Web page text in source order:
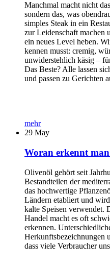
Manchmal macht nicht
sondern das, was
simples Steak in ein
zur Leidenschaft machen
ein neues Level heben.
kennen musst: cremig,
unwiderstehlich käsig –
Das Beste? Alle lassen
und passen zu Gerichten
mehr
29 May
Woran erkennt
Olivenöl gehört seit
Bestandteilen der
das hochwertige
Ländern etabliert und
kalte Speisen verwendet.
Handel macht es oft
erkennen.
Herkunftsbezeichnungen
dass viele Verbraucher